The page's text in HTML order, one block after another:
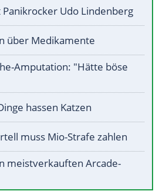
Udo Lindenberg
über Medikamente
Amputation: "Hätte böse
hassen Katzen
muss Mio-Strafe zahlen
meistverkauften Arcade-